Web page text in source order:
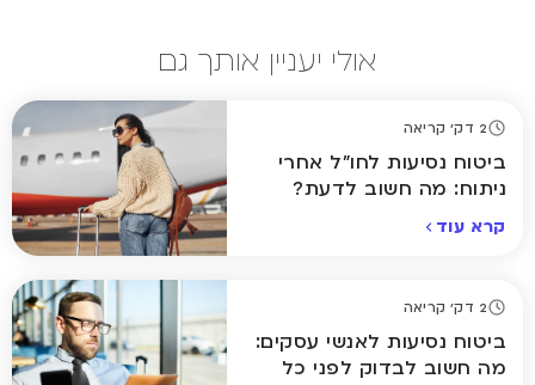
אולי יעניין אותך גם
2 דק' קריאה
ביטוח נסיעות לחו"ל אחרי
ניתוח: מה חשוב לדעת?
קרא עוד
2 דק' קריאה
ביטוח נסיעות לאנשי עסקים:
מה חשוב לבדוק לפני כל